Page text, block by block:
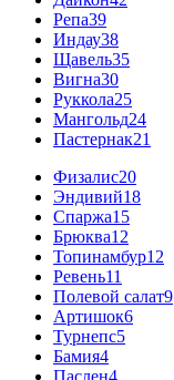
Репа39
Индау38
Щавель35
Вигна30
Руккола25
Мангольд24
Пастернак21
Физалис20
Эндивий18
Спаржа15
Брюква12
Топинамбур12
Ревень11
Полевой салат9
Артишок6
Турнепс5
Бамия4